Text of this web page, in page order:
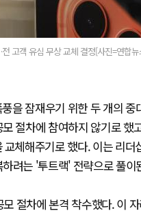
고객 유심 무상 교체 결정[사진=연합뉴
을 잠재우기 위한 두 개의
절차에 참여하지 않기로 했
체해주기로 했다. 이는 리
려는 '투트랙' 전략으로 풀이
절차에 본격 착수했다. 이